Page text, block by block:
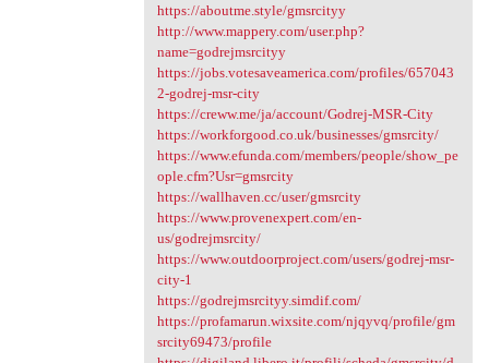
https://aboutme.style/gmsrcityy
http://www.mappery.com/user.php?
name=godrejmsrcityy
https://jobs.votesaveamerica.com/profiles/657043
2-godrej-msr-city
https://creww.me/ja/account/Godrej-MSR-City
https://workforgood.co.uk/businesses/gmsrcity/
https://www.efunda.com/members/people/show_pe
ople.cfm?Usr=gmsrcity
https://wallhaven.cc/user/gmsrcity
https://www.provenexpert.com/en-
us/godrejmsrcity/
https://www.outdoorproject.com/users/godrej-msr-
city-1
https://godrejmsrcityy.simdif.com/
https://profamarun.wixsite.com/njqyvq/profile/gm
srcity69473/profile